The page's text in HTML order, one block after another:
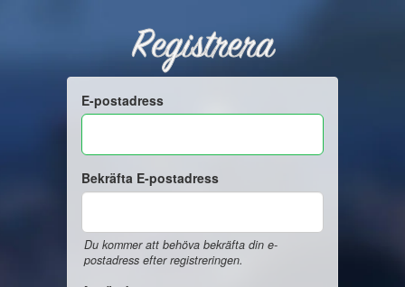
Registrera
E-postadress
Bekräfta E-postadress
Du kommer att behöva bekräfta din e-
postadress efter registreringen.